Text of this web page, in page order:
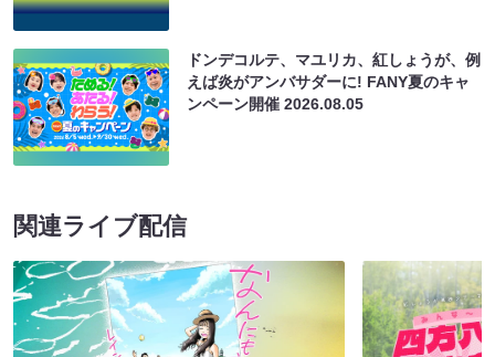
ドンデコルテ、マユリカ、紅しょうが、例
えば炎がアンバサダーに! FANY夏のキャ
ンペーン開催2026.08.05
関連ライブ配信